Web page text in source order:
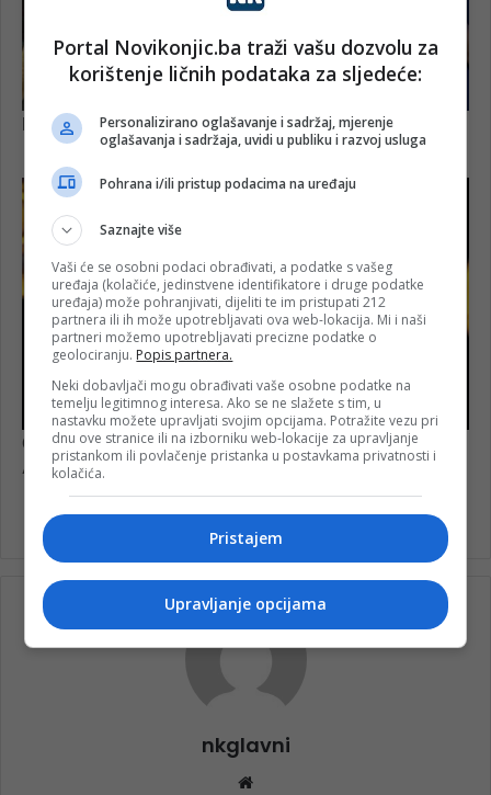
nkglavni
Portal Novikonjic.ba traži vašu dozvolu za
korištenje ličnih podataka za sljedeće:
Personalizirano oglašavanje i sadržaj, mjerenje
oglašavanja i sadržaja, uvidi u publiku i razvoj usluga
Pohrana i/ili pristup podacima na uređaju
Saznajte više
Vaši će se osobni podaci obrađivati, a podatke s vašeg
uređaja (kolačiće, jedinstvene identifikatore i druge podatke
uređaja) može pohranjivati, dijeliti te im pristupati 212
partnera ili ih može upotrebljavati ova web-lokacija. Mi i naši
partneri možemo upotrebljavati precizne podatke o
geolociranju. Popis partnera.
Neki dobavljači mogu obrađivati vaše osobne podatke na
temelju legitimnog interesa. Ako se ne slažete s tim, u
nastavku možete upravljati svojim opcijama. Potražite vezu pri
dnu ove stranice ili na izborniku web-lokacije za upravljanje
pristankom ili povlačenje pristanka u postavkama privatnosti i
kolačića.
Pristajem
Upravljanje opcijama